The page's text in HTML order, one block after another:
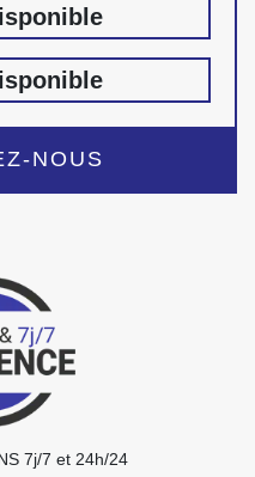
NOUS
7j/7 et 24h/24